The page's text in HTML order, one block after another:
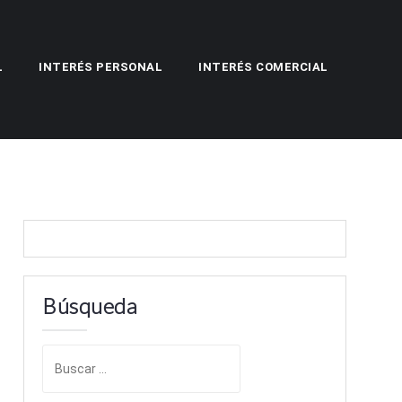
INTERÉS PERSONAL INTERÉS COMERCIAL
Búsqueda